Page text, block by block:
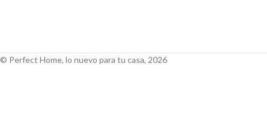
© Perfect Home, lo nuevo para tu casa, 2026